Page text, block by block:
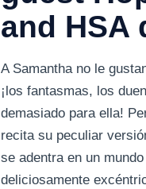
and HSA
A Samantha no le
¡los fantasmas, los
demasiado para ella!
recita su peculiar
se adentra en un
deliciosamente